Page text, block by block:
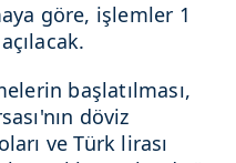
göre, işlemler 1
başlatılması,
döviz
ve Türk lirası